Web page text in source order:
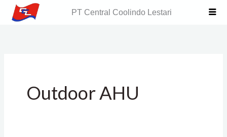
PT Central Coolindo Lestari
Outdoor AHU